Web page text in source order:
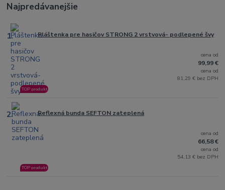
Najpredávanejšie
1. Pláštenka pre hasičov STRONG 2 vrstvová- podlepené švy
TOP produkt
cena od
99,99 €
cena od
81,29 € bez DPH
2. Reflexná bunda SEFTON zateplená
TOP produkt
cena od
66,58 €
cena od
54,13 € bez DPH